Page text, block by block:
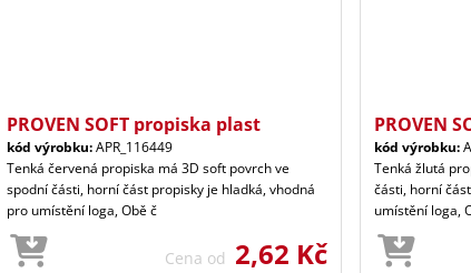
PROVEN SOFT propiska plast
kód výrobku:APR_116449
Tenká červená propiska má 3D soft povrch ve
spodní části, horní část propisky je hladká, vhodná
pro umístění loga, Obě č
Cena od 2,62 Kč
PROVEN
kód výrobku:
Tenká žlutá
části, horní
umístění loga,